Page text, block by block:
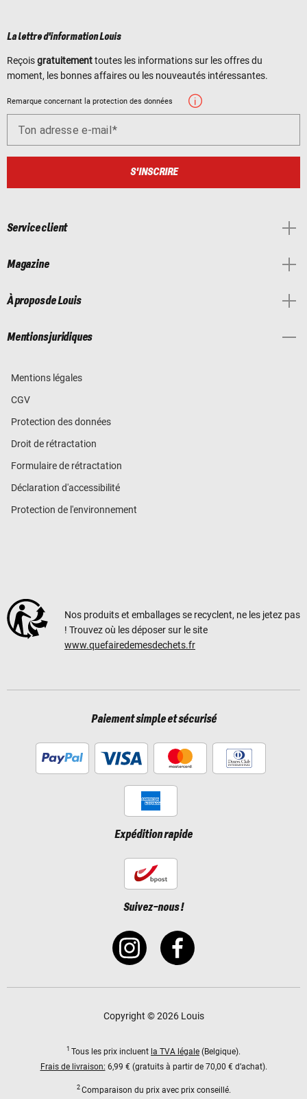
La lettre d'information Louis
Reçoisgratuitementtoutes les informations sur les offres du
moment, les bonnes affaires ou les nouveautés intéressantes.
Remarque concernant la protection des données
Ton adresse e-mail
S'INSCRIRE
Service client
Magazine
À propos de Louis
Mentions juridiques
Mentions légales
CGV
Protection des données
Droit de rétractation
Formulaire de rétractation
Déclaration d'accessibilité
Protection de l'environnement
Nos produits et emballages se recyclent, ne les jetez pas
! Trouvez où les déposer sur le site
www.quefairedemesdechets.fr
Paiement simple et sécurisé
Expédition rapide
Suivez-nous !
Copyright © 2026 Louis
1 Tous les prix incluent la TVA légale (Belgique).
Frais de livraison: 6,99 € (gratuits à partir de 70,00 € d’achat).
2 Comparaison du prix avec prix conseillé.